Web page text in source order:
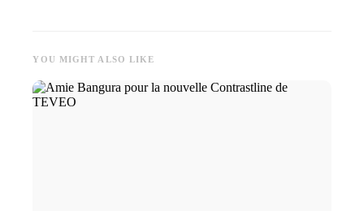
YOU MIGHT ALSO LIKE